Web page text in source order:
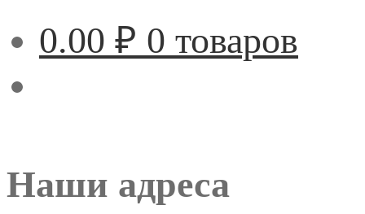
0.00 ₽ 0 товаров
Наши адреса